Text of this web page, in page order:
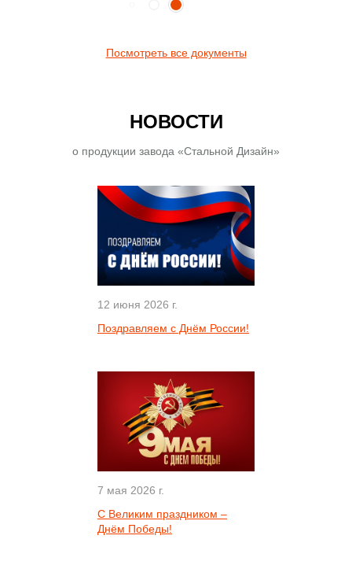
Посмотреть все документы
НОВОСТИ
о продукции завода «Стальной Дизайн»
12 июня 2026 г.
Поздравляем с Днём России!
7 мая 2026 г.
С Великим праздником –
Днём Победы!